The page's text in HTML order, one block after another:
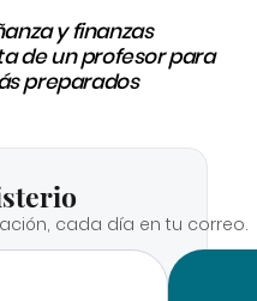
y finanzas
de un profesor para
preparados
cada día en tu correo.